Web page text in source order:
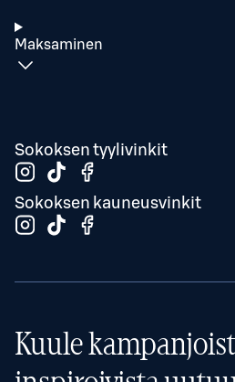
Maksaminen
Sokoksen tyylivinkit
Sokoksen kauneusvinkit
Kuule